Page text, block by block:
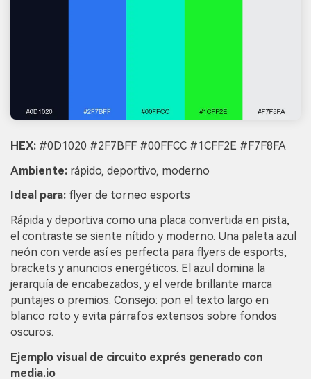
HEX: #0D1020 #2F7BFF #00FFCC #1CFF2E #F7F8FA
Ambiente: rápido, deportivo, moderno
Ideal para: flyer de torneo esports
Rápida y deportiva como una placa convertida en pista,
el contraste se siente nítido y moderno. Una paleta azul
neón con verde así es perfecta para flyers de esports,
brackets y anuncios energéticos. El azul domina la
jerarquía de encabezados, y el verde brillante marca
puntajes o premios. Consejo: pon el texto largo en
blanco roto y evita párrafos extensos sobre fondos
oscuros.
Ejemplo visual de circuito exprés generado con
media.io